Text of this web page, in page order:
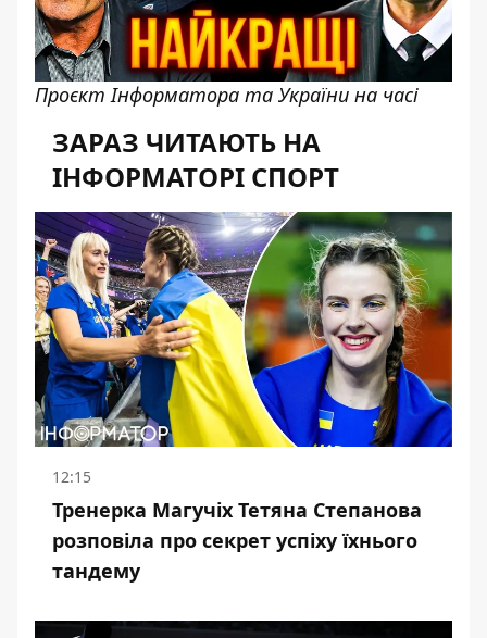
Проєкт Інформатора та України на часі
ЗАРАЗ ЧИТАЮТЬ НА
ІНФОРМАТОРІ СПОРТ
12:15
Тренерка Магучіх Тетяна Степанова
розповіла про секрет успіху їхнього
тандему